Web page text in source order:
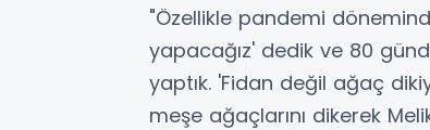
"Özellikle pandemi
yapacağız' dedik ve 80
yaptık. 'Fidan değil ağaç
meşe ağaçlarını dikerek